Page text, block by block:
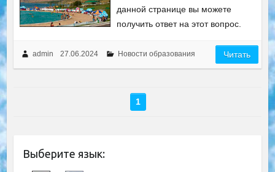
данной странице вы можете
получить ответ на этот вопрос.
admin 27.06.2024 Новости образования Читать
1
Выберите язык: